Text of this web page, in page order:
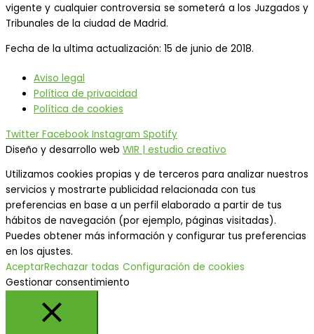
vigente y cualquier controversia se someterá a los Juzgados y
Tribunales de la ciudad de Madrid.
Fecha de la ultima actualización: 15 de junio de 2018.
Aviso legal
Política de privacidad
Política de cookies
Twitter Facebook Instagram Spotify
Diseño y desarrollo web WIR | estudio creativo
Utilizamos cookies propias y de terceros para analizar nuestros
servicios y mostrarte publicidad relacionada con tus
preferencias en base a un perfil elaborado a partir de tus
hábitos de navegación (por ejemplo, páginas visitadas).
Puedes obtener más información y configurar tus preferencias
en los ajustes.
AceptarRechazar todas Configuración de cookies
Gestionar consentimiento